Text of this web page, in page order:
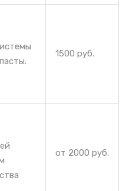
1500 руб.
от 2000 руб.